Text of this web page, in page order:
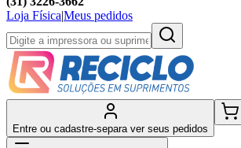
Loja Física|Meus pedidos
Entre ou cadastre-separa ver seus pedidos